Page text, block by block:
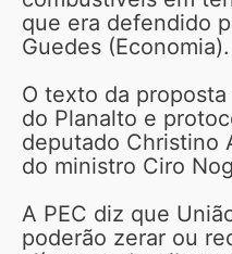
que era defendido
Guedes (Economia).
O texto da
do Planalto e
deputado Christino
do ministro Ciro
A PEC diz que
poderão zerar ou